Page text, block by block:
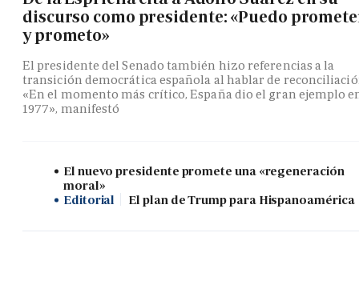
discurso como presidente: «Puedo
y prometo»
El presidente del Senado también hizo referencias a la
transición democrática española al hablar de
«En el momento más crítico, España dio el gran ejemplo
1977», manifestó
El nuevo presidente promete una «regeneración
moral»
Editorial
El plan de Trump para Hispanoamérica